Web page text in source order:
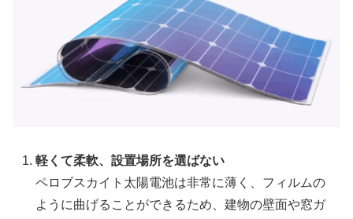
軽くて柔軟、設置場所を選ばない
ペロブスカイト太陽電池は非常に薄く、フィルムの
ように曲げることができるため、建物の壁面や窓ガ